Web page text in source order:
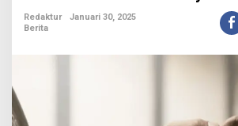
Syaban
Redaktur
Januari 30, 2025
Berita